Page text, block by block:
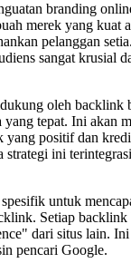
branding
merek yang kuat
pelanggan
sangat krusial
oleh backlink
yang tepat. Ini akan
yang positif dan
ini
untuk
Setiap backlink
dari situs lain.
pencari Google.